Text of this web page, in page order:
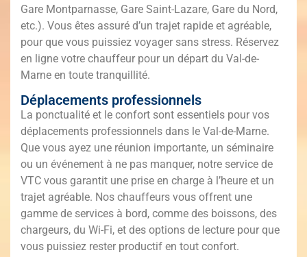
Gare Montparnasse, Gare Saint-Lazare, Gare du Nord,
etc.). Vous êtes assuré d’un trajet rapide et agréable,
pour que vous puissiez voyager sans stress. Réservez
en ligne votre chauffeur pour un départ du Val-de-
Marne en toute tranquillité.
Déplacements professionnels
La ponctualité et le confort sont essentiels pour vos
déplacements professionnels dans le Val-de-Marne.
Que vous ayez une réunion importante, un séminaire
ou un événement à ne pas manquer, notre service de
VTC vous garantit une prise en charge à l’heure et un
trajet agréable. Nos chauffeurs vous offrent une
gamme de services à bord, comme des boissons, des
chargeurs, du Wi-Fi, et des options de lecture pour que
vous puissiez rester productif en tout confort.